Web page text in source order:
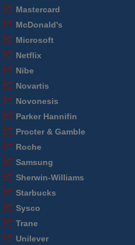
Mastercard
McDonald's
Microsoft
Netflix
Nibe
Novartis
Novonesis
Parker Hannifin
Procter & Gamble
Roche
Samsung
Sherwin-Williams
Starbucks
Sysco
Trane
Unilever